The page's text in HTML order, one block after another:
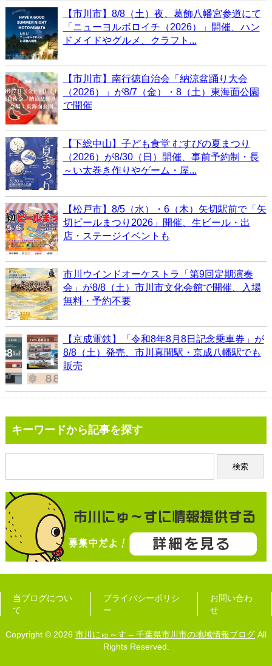
【市川市】8/8（土）夜、葛飾八幡宮参道にて
「ニューヨルボロイチ（2026）」開催、ハン
ドメイドやグルメ、クラフト...
【市川市】南行徳自治会「納涼盆踊り大会
（2026）」が8/7（金）・8（土）東海面公園
で開催
【下総中山】子ども食堂 むすびの夏まつり
（2026）が8/30（日）開催、事前予約制・長
～い太巻き作りやゲーム・屋...
【松戸市】8/5（水）・6（木）矢切駅前で「矢
切ビールまつり2026」開催、生ビール・出
店・ステージイベントも
市川ウインドオーケストラ「第9回定期演奏
会」が8/8（土）市川市文化会館で開催、入場
無料・予約不要
【京成電鉄】「令和8年8月8日記念乗車券」が
8/8（土）発売、市川真間駅・京成八幡駅でも
販売
キーワードから記事を探す
当ブログについ
て
プライバシーポリシ
ー
お問い合わ
せ
Copyright © 2026 市川にゅ～す – 千葉県市川市の地域情報ブログ All
Rights Reserved.